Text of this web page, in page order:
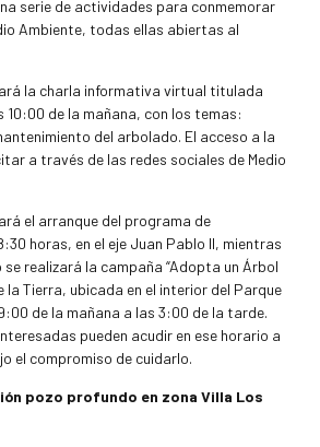
serie de actividades para conmemorar
Ambiente, todas ellas abiertas al
la charla informativa virtual titulada
10:00 de la mañana, con los temas:
del arbolado. El acceso a la
a través de las redes sociales de Medio
el arranque del programa de
horas, en el eje Juan Pablo II, mientras
se realizará la campaña “Adopta un Árbol
la Tierra, ubicada en el interior del Parque
de la mañana a las 3:00 de la tarde.
pueden acudir en ese horario a
el compromiso de cuidarlo.
pozo profundo en zona Villa Los